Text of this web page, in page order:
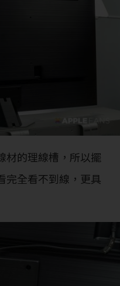
材的理線槽，所以擺
完全看不到線，更具